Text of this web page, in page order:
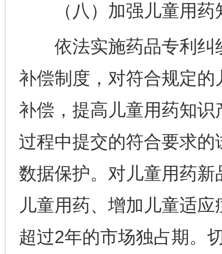
（八）加强儿童用药
依法实施药品专利纠
补偿制度，对符合规定
补偿，提高儿童用药知
过程中提交的符合要求
数据保护。对儿童用药
儿童用药、增加儿童适
超过2年的市场独占期。